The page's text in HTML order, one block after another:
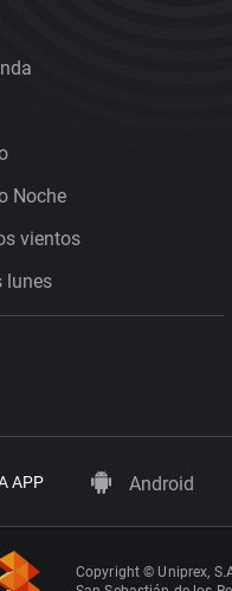
Noche
vientos
lunes
APP Android
Copyright © Uniprex,